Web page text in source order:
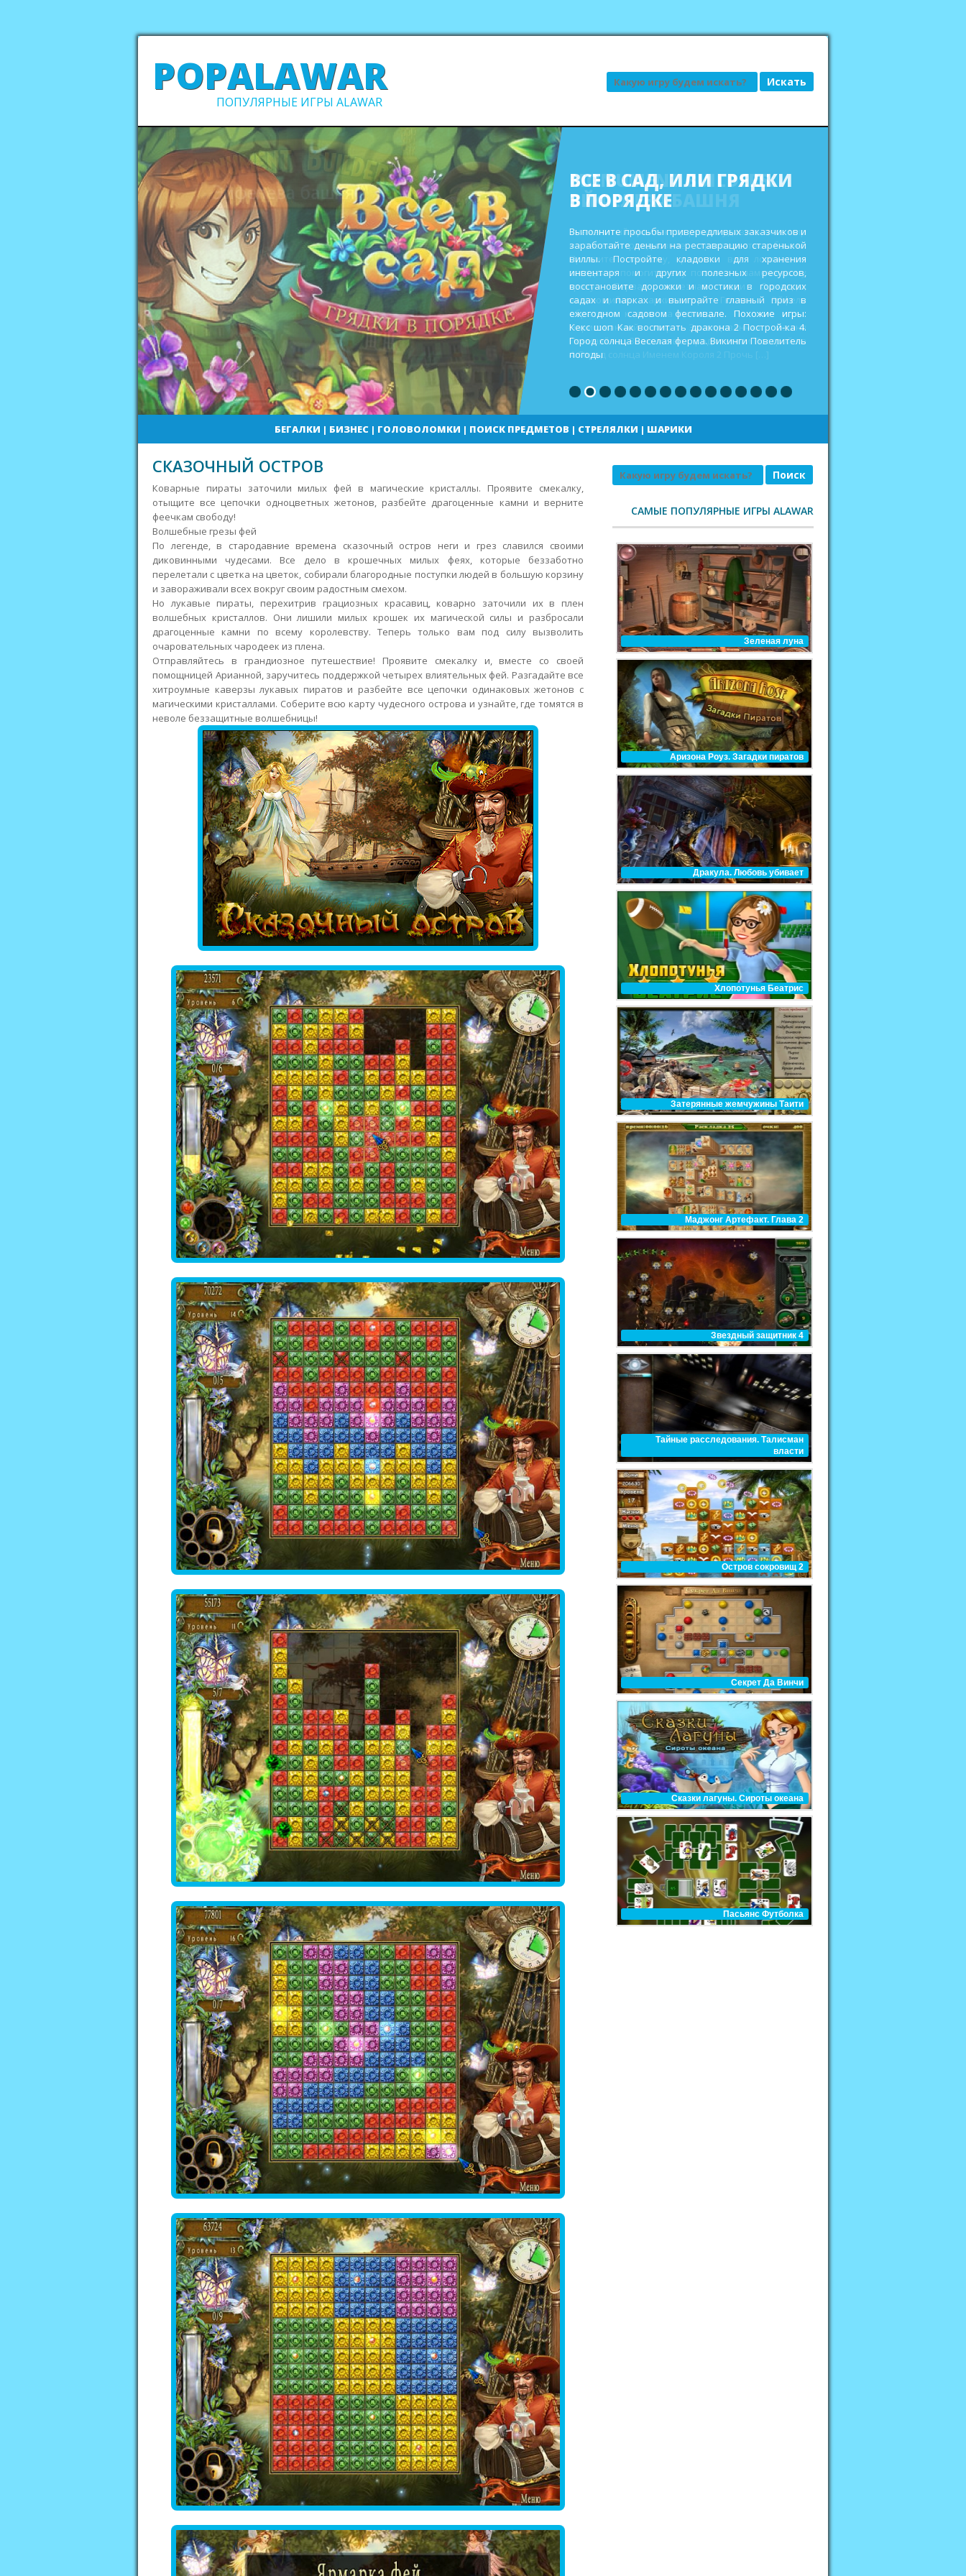
POPALAWAR
ПОПУЛЯРНЫЕ ИГРЫ ALAWAR
Поиск
ВСЕ В САД, ИЛИ ГРЯДКИ
В ПОРЯДКЕ
Выполните просьбы привередливых заказчиков и
заработайте деньги на реставрацию старенькой
виллы. Постройте кладовки для хранения
инвентаря и других полезных ресурсов,
восстановите дорожки и мостики в городских
садах и парках и выиграйте главный приз в
ежегодном садовом фестивале. Похожие игры:
Кекс шоп Как воспитать дракона 2 Построй-ка 4.
Город солнца Веселая ферма. Викинги Повелитель
погоды
БЕГАЛКИ | БИЗНЕС| ГОЛОВОЛОМКИ | ПОИСК ПРЕДМЕТОВ | СТРЕЛЯЛКИ | ШАРИКИ
СКАЗОЧНЫЙ ОСТРОВ
Коварные пираты заточили милых фей в магические кристаллы. Проявите смекалку,
отыщите все цепочки одноцветных жетонов, разбейте драгоценные камни и верните
феечкам свободу!
Волшебные грезы фей
По легенде, в стародавние времена сказочный остров неги и грез славился своими
диковинными чудесами. Все дело в крошечных милых феях, которые беззаботно
перелетали с цветка на цветок, собирали благородные поступки людей в большую корзину
и завораживали всех вокруг своим радостным смехом.
Но лукавые пираты, перехитрив грациозных красавиц, коварно заточили их в плен
волшебных кристаллов. Они лишили милых крошек их магической силы и разбросали
драгоценные камни по всему королевству. Теперь только вам под силу вызволить
очаровательных чародеек из плена.
Отправляйтесь в грандиозное путешествие! Проявите смекалку и, вместе со своей
помощницей Арианной, заручитесь поддержкой четырех влиятельных фей. Разгадайте все
хитроумные каверзы лукавых пиратов и разбейте все цепочки одинаковых жетонов с
магическими кристаллами. Соберите всю карту чудесного острова и узнайте, где томятся в
неволе беззащитные волшебницы!
Поиск
САМЫЕ ПОПУЛЯРНЫЕ ИГРЫ ALAWAR
Зеленая луна
Аризона Роуз. Загадки пиратов
Дракула. Любовь убивает
Хлопотунья Беатрис
Затерянные жемчужины Таити
Маджонг Артефакт. Глава 2
Звездный защитник 4
Тайные расследования. Талисман
власти
Остров сокровищ 2
Секрет Да Винчи
Сказки лагуны. Сироты океана
Пасьянс Футболка